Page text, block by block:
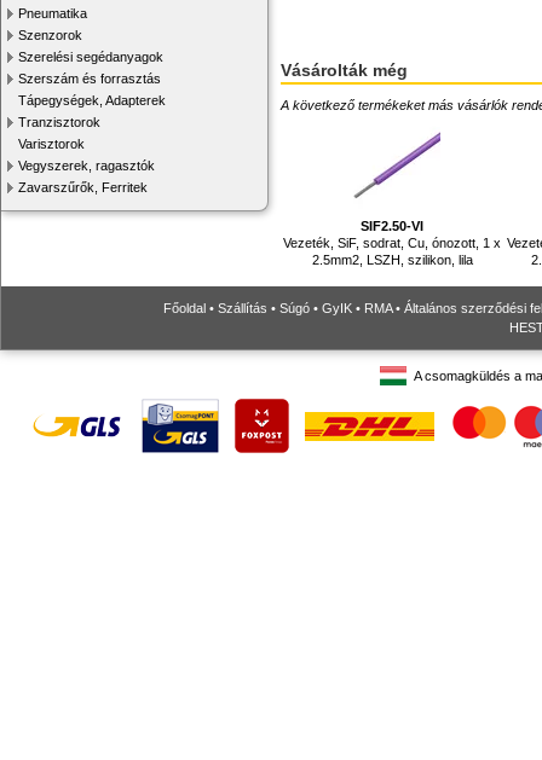
Pneumatika
Szenzorok
Szerelési segédanyagok
Szerszám és forrasztás
Tápegységek, Adapterek
Tranzisztorok
Varisztorok
Vegyszerek, ragasztók
Zavarszűrők, Ferritek
Vásárolták még
A következő termékeket más vásárlók
SIF2.50-VI
Vezeték, SiF, sodrat, Cu, ónozott, 1 x
2.5mm2, LSZH, szilikon, lila
Főoldal • Szállítás • Súgó • GyIK • RMA• Általános szerződési
A csomagküldés a